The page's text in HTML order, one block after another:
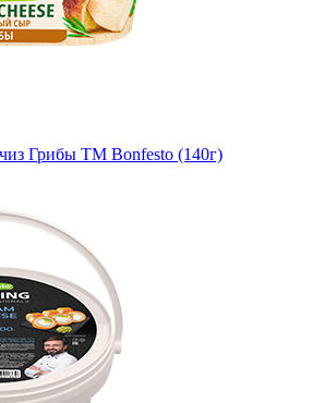
Грибы ТМ Bonfesto (140г)